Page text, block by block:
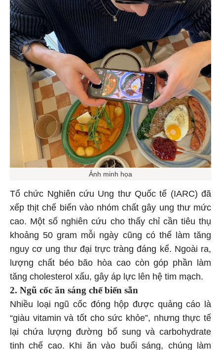
Ảnh minh họa
Tổ chức Nghiên cứu Ung thư Quốc tế (IARC) đã
xếp thịt chế biến vào nhóm chất gây ung thư mức
cao. Một số nghiên cứu cho thấy chỉ cần tiêu thụ
khoảng 50 gram mỗi ngày cũng có thể làm tăng
nguy cơ ung thư đại trực tràng đáng kể. Ngoài ra,
lượng chất béo bão hòa cao còn góp phần làm
tăng cholesterol xấu, gây áp lực lên hệ tim mạch.
2. Ngũ cốc ăn sáng chế biến sẵn
Nhiều loại ngũ cốc đóng hộp được quảng cáo là
“giàu vitamin và tốt cho sức khỏe”, nhưng thực tế
lại chứa lượng đường bổ sung và carbohydrate
tinh chế cao. Khi ăn vào buổi sáng, chúng làm